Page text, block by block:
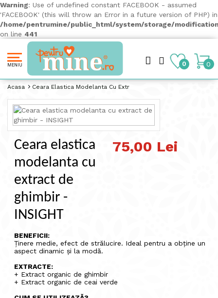
Warning: Use of undefined constant FACEBOOK - assumed
'FACEBOOK' (this will throw an Error in a future version of PHP) in
/home/pentrumine/public_html/system/storage/
on line 441
MENIU 0 0
Acasa Ceara Elastica Modelanta Cu Extract De Ghimbir - INSIGHT
Ceara elastica
modelanta cu
extract de
ghimbir -
INSIGHT
75,00 Lei
BENEFICII:
Ținere medie, efect de strălucire. Ideal pentru a obține un
aspect dinamic și la modă.
EXTRACTE:
+ Extract organic de ghimbir
+ Extract organic de ceai verde